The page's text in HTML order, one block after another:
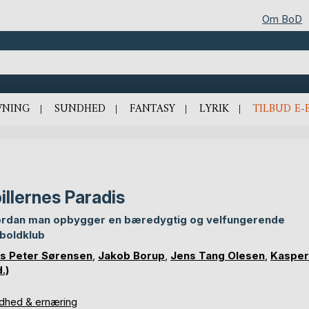
Om BoD
SUNDHED FANTASY LYRIK TILBUD E-
Paradis
man opbygger en bæredygtig og velfungerende
Peter Sørensen, Jakob Borup, Jens Tang Olesen,
& ernæring